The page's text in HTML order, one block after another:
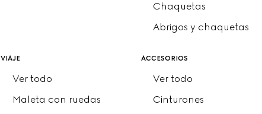
Chaquetas
Abrigos y chaquetas
viaje
Ver todo
Maleta con ruedas
accesorios
Ver todo
Cinturones